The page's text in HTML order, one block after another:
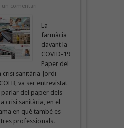
un comentari
La
farmàcia
davant la
COVID-19
Paper del
crisi sanitària Jordi
va ser entrevistat
parlar del paper dels
crisi sanitària, en el
en què també es
professionals.